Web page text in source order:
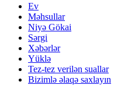
Ev
Məhsullar
Niyə Gökai
Sərgi
Xəbərlər
Yüklə
Tez-tez verilən suallar
Bizimlə əlaqə saxlayın